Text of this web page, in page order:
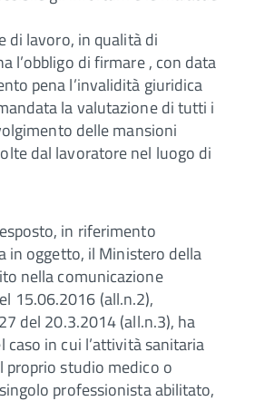
di lavoro, in qualità di
l’obbligo di firmare , con data
pena l’invalidità giuridica
la valutazione di tutti i
delle mansioni
dal lavoratore nel luogo di
in riferimento
in oggetto, il Ministero della
nella comunicazione
15.06.2016 (all.n.2),
del 20.3.2014 (all.n.3), ha
caso in cui l’attività sanitaria
proprio studio medico o
professionista abilitato,